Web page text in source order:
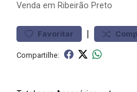
Venda em Ribeirão Preto
Favoritar |
Compartilhe: